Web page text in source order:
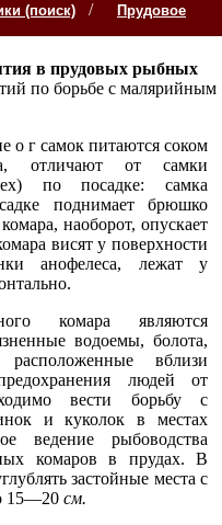
(поиск) /
Прудовое
в прудовых рыбных
по борьбе с малярийным
о г самок питаются соком
отличают от самки
по посадке: самка
поднимает брюшко
наоборот, опускает
висят у поверхности
анофелеса, лежат у
комара являются
водоемы, болота,
вблизи
людей от
вести борьбу с
и куколок в местах
ведение рыбоводства
комаров в прудах. В
застойные места с
15—20 см.